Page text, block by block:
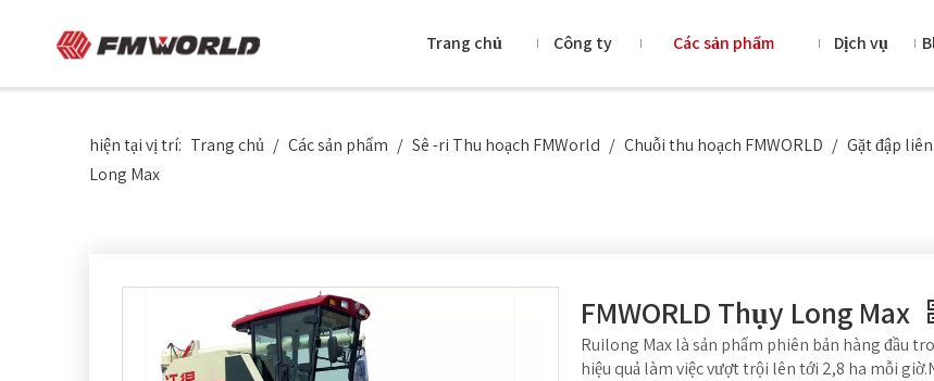
Trang chủ Công ty Các sản phẩm Dịch vụ
hiện tại vị trí: Trang chủ / Các sản phẩm / Sê -ri Thu hoạch FMWorld / Chuỗi thu hoạch FMWORLD / Gặt đập
Long Max
FMWORLD Thụy Long Max
Ruilong Max là sản phẩm phiên bản hàng đầu
hiệu quả làm việc vượt trội lên tới 2,8 ha mỗi